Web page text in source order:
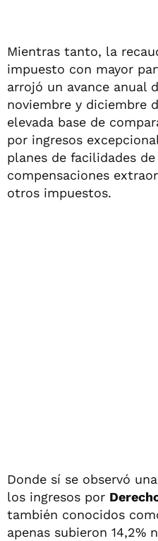
Mientras tanto, la
impuesto con mayor
arrojó un avance anual
noviembre y diciembre
elevada base de
por ingresos
planes de facilidades
compensaciones
otros impuestos.
Donde sí se observó
los ingresos por
también conocidos
apenas subieron 14,2%